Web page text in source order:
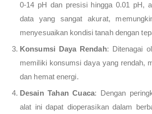
0-14 pH dan presisi hingga 0.01 pH,
data yang sangat akurat,
menyesuaikan kondisi tanah dengan
Konsumsi Daya Rendah: Ditenagai
memiliki konsumsi daya yang rendah,
dan hemat energi.
Desain Tahan Cuaca: Dengan
alat ini dapat dioperasikan dalam